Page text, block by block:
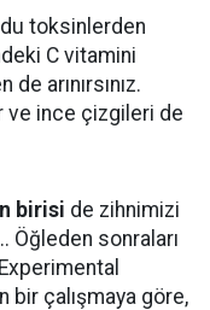
toksinlerden
C vitamini
arınırsınız.
ve ince çizgileri de
birisi de zihnimizi
Öğleden sonraları
bir çalışmaya göre,